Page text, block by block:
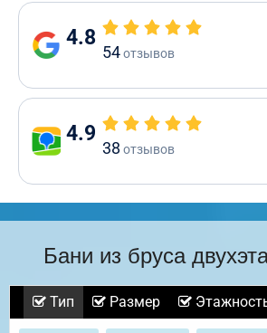
4.8
54отзывов
4.9
38 отзывов
Бани из бруса
Тип Размер